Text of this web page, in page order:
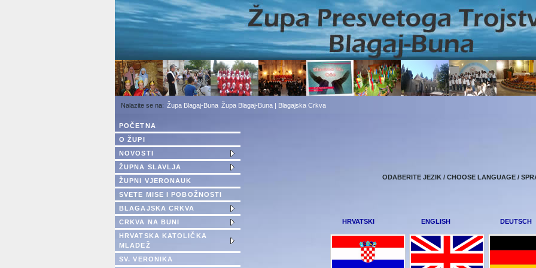
Župa Blagaj-Buna Župa Blagaj-Buna | Blagajska Crkva
ODABERITE JEZIK / CHOOSE LANGUAGE /
HRVATSKI ENGLISH DEUTSCH
POČETNA
O ŽUPI
NOVOSTI
ŽUPNA SLAVLJA
ŽUPNI VJERONAUK
SVETE MISE I POBOŽNOSTI
BLAGAJSKA CRKVA
CRKVA NA BUNI
HRVATSKA KATOLIČKA
MLADEŽ
SV. VERONIKA